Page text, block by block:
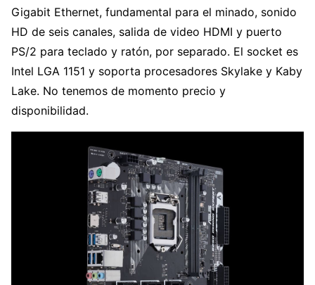
Gigabit Ethernet, fundamental para el minado, sonido
HD de seis canales, salida de video HDMI y puerto
PS/2 para teclado y ratón, por separado. El socket es
Intel LGA 1151 y soporta procesadores Skylake y Kaby
Lake. No tenemos de momento precio y
disponibilidad.